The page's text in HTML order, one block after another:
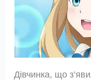
Дівчинка, що